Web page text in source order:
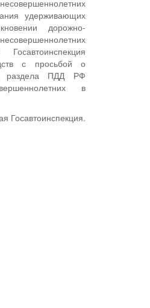
удерживающих
дорожно-
с просьбой о
раздела ПДД РФ
в
Госавтоинспекция.